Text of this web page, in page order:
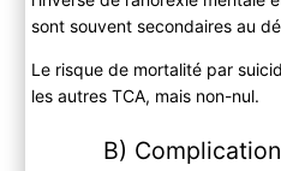
sont souvent secondaires au
Le risque de mortalité par
les autres TCA, mais non-nul.
B)